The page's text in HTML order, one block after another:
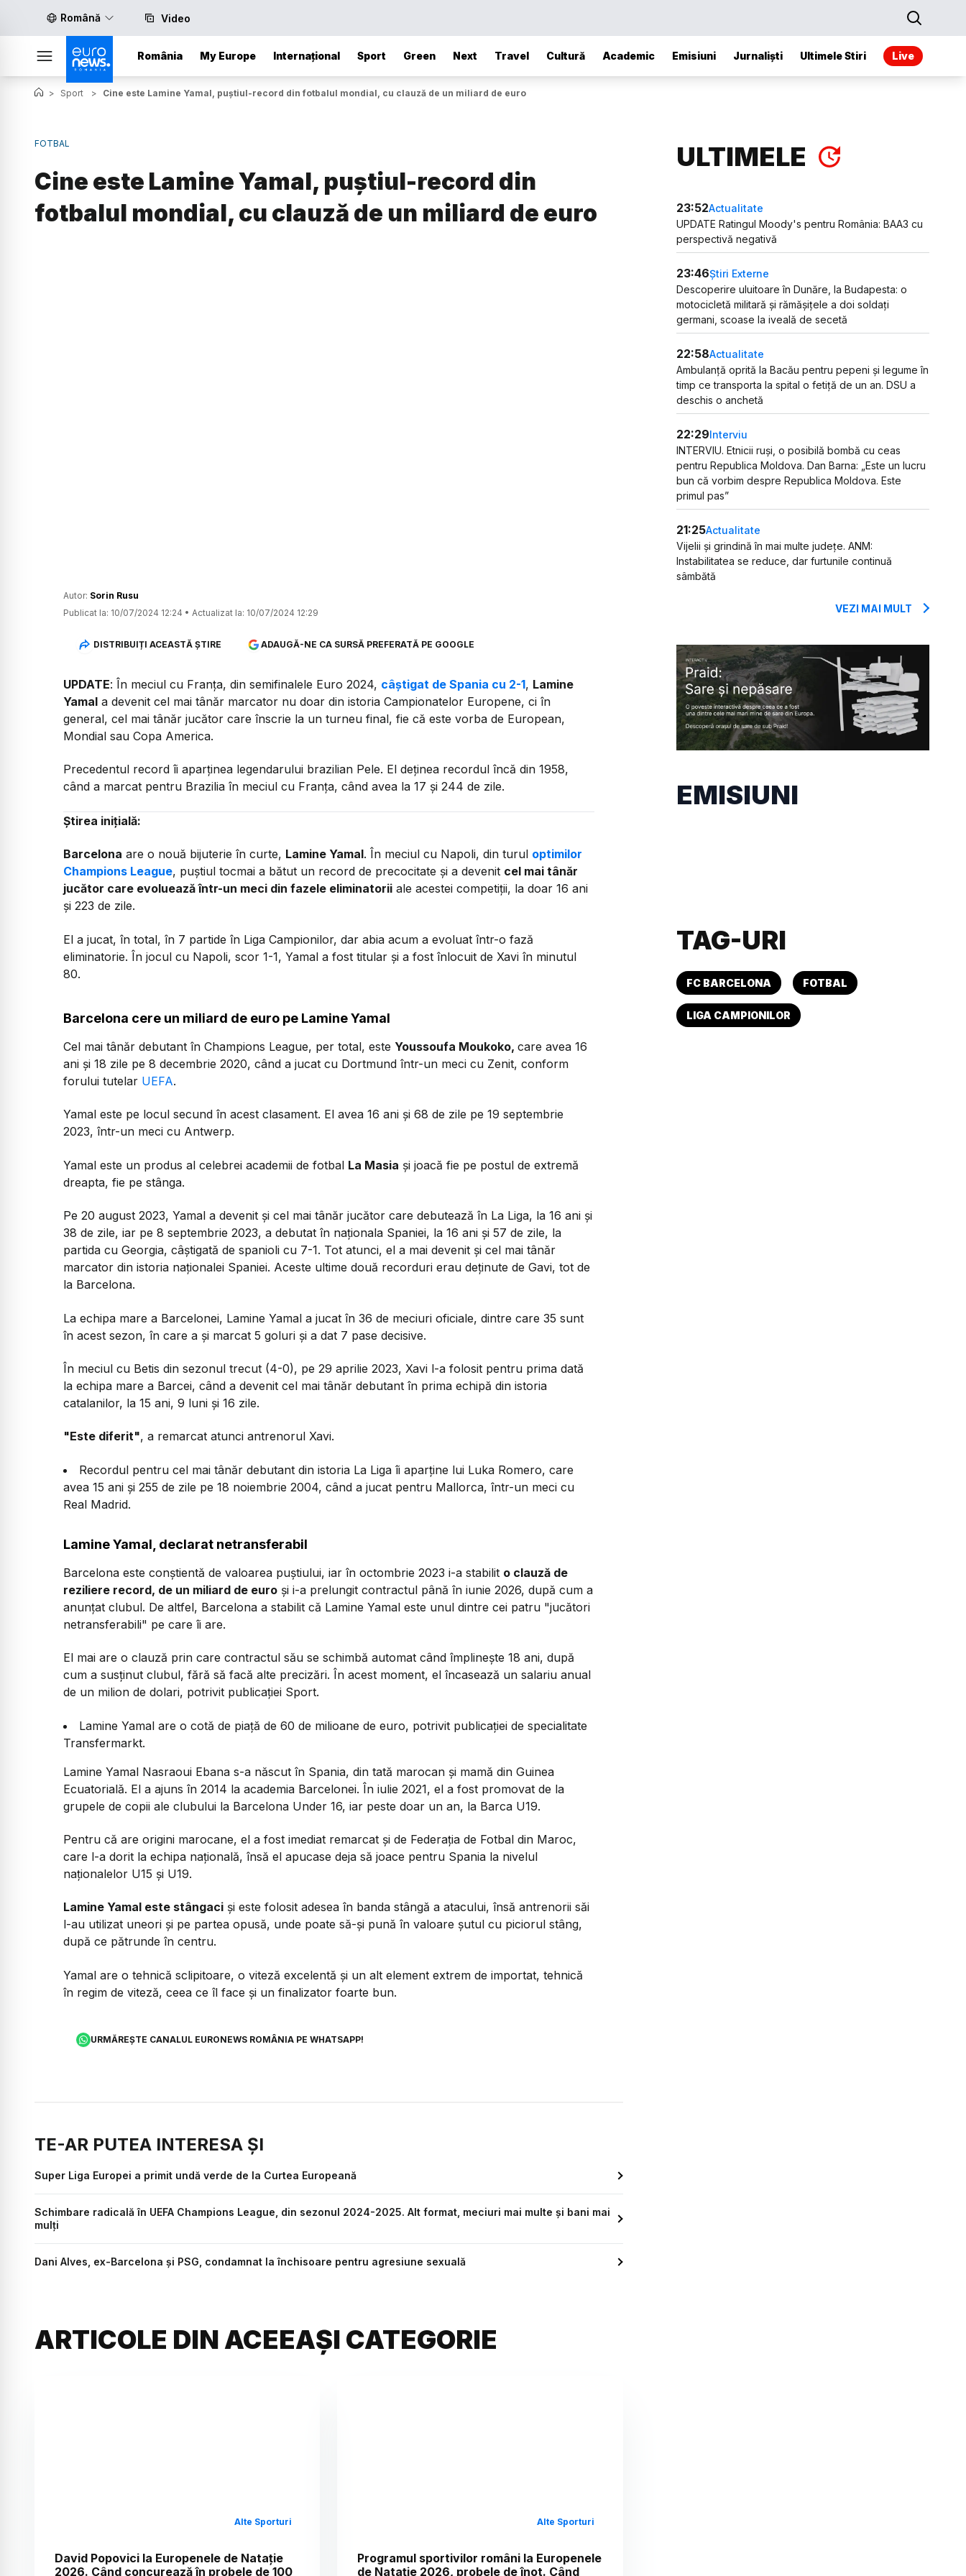
Română Video
România My Europe Internațional Sport Green Next Travel Cultură Academic Emisiuni Jurnaliști Ultimele Stiri Live
> Sport > Cine este Lamine Yamal, puștiul-record din fotbalul mondial, cu clauză de un miliard de euro
FOTBAL
Cine este Lamine Yamal, puștiul-record din
fotbalul mondial, cu clauză de un miliard de euro
Autor: Sorin Rusu
Publicat la: 10/07/2024 12:24 • Actualizat la: 10/07/2024 12:29
DISTRIBUIȚI ACEASTĂ ȘTIRE ADAUGĂ-NE CA SURSĂ PREFERATĂ PE GOOGLE
UPDATE: În meciul cu Franța, din semifinalele Euro 2024, câștigat de Spania cu 2-1, Lamine
Yamal a devenit cel mai tânăr marcator nu doar din istoria Campionatelor Europene, ci în
general, cel mai tânăr jucător care înscrie la un turneu final, fie că este vorba de European,
Mondial sau Copa America.
Precedentul record îi aparținea legendarului brazilian Pele. El deținea recordul încă din 1958,
când a marcat pentru Brazilia în meciul cu Franța, când avea la 17 și 244 de zile.
Știrea inițială:
Barcelona are o nouă bijuterie în curte, Lamine Yamal. În meciul cu Napoli, din turul optimilor
Champions League, puștiul tocmai a bătut un record de precocitate și a devenit cel mai tânăr
jucător care evoluează într-un meci din fazele eliminatorii ale acestei competiții, la doar 16 ani
și 223 de zile.
El a jucat, în total, în 7 partide în Liga Campionilor, dar abia acum a evoluat într-o fază
eliminatorie. În jocul cu Napoli, scor 1-1, Yamal a fost titular și a fost înlocuit de Xavi în minutul
80.
Barcelona cere un miliard de euro pe Lamine Yamal
Cel mai tânăr debutant în Champions League, per total, este Youssoufa Moukoko, care avea 16
ani și 18 zile pe 8 decembrie 2020, când a jucat cu Dortmund într-un meci cu Zenit, conform
forului tutelar UEFA.
Yamal este pe locul secund în acest clasament. El avea 16 ani și 68 de zile pe 19 septembrie
2023, într-un meci cu Antwerp.
Yamal este un produs al celebrei academii de fotbal La Masia și joacă fie pe postul de extremă
dreapta, fie pe stânga.
Pe 20 august 2023, Yamal a devenit și cel mai tânăr jucător care debutează în La Liga, la 16 ani și
38 de zile, iar pe 8 septembrie 2023, a debutat în naționala Spaniei, la 16 ani și 57 de zile, la
partida cu Georgia, câștigată de spanioli cu 7-1. Tot atunci, el a mai devenit și cel mai tânăr
marcator din istoria naționalei Spaniei. Aceste ultime două recorduri erau deținute de Gavi, tot de
la Barcelona.
La echipa mare a Barcelonei, Lamine Yamal a jucat în 36 de meciuri oficiale, dintre care 35 sunt
în acest sezon, în care a și marcat 5 goluri și a dat 7 pase decisive.
În meciul cu Betis din sezonul trecut (4-0), pe 29 aprilie 2023, Xavi l-a folosit pentru prima dată
la echipa mare a Barcei, când a devenit cel mai tânăr debutant în prima echipă din istoria
catalanilor, la 15 ani, 9 luni și 16 zile.
"Este diferit", a remarcat atunci antrenorul Xavi.
Recordul pentru cel mai tânăr debutant din istoria La Liga îi aparține lui Luka Romero, care
avea 15 ani și 255 de zile pe 18 noiembrie 2004, când a jucat pentru Mallorca, într-un meci cu
Real Madrid.
Lamine Yamal, declarat netransferabil
Barcelona este conștientă de valoarea puștiului, iar în octombrie 2023 i-a stabilit o clauză de
reziliere record, de un miliard de euro și i-a prelungit contractul până în iunie 2026, după cum a
anunțat clubul. De altfel, Barcelona a stabilit că Lamine Yamal este unul dintre cei patru "jucători
netransferabili" pe care îi are.
El mai are o clauză prin care contractul său se schimbă automat când împlinește 18 ani, după
cum a susținut clubul, fără să facă alte precizări. În acest moment, el încasează un salariu anual
de un milion de dolari, potrivit publicației Sport.
Lamine Yamal are o cotă de piață de 60 de milioane de euro, potrivit publicației de specialitate
Transfermarkt.
Lamine Yamal Nasraoui Ebana s-a născut în Spania, din tată marocan și mamă din Guinea
Ecuatorială. El a ajuns în 2014 la academia Barcelonei. În iulie 2021, el a fost promovat de la
grupele de copii ale clubului la Barcelona Under 16, iar peste doar un an, la Barca U19.
Pentru că are origini marocane, el a fost imediat remarcat și de Federația de Fotbal din Maroc,
care l-a dorit la echipa națională, însă el apucase deja să joace pentru Spania la nivelul
naționalelor U15 și U19.
Lamine Yamal este stângaci și este folosit adesea în banda stângă a atacului, însă antrenorii săi
l-au utilizat uneori și pe partea opusă, unde poate să-și pună în valoare șutul cu piciorul stâng,
după ce pătrunde în centru.
Yamal are o tehnică sclipitoare, o viteză excelentă și un alt element extrem de importat, tehnică
în regim de viteză, ceea ce îl face și un finalizator foarte bun.
URMĂREȘTE CANALUL EURONEWS ROMÂNIA PE WHATSAPP!
TE-AR PUTEA INTERESA ȘI
Super Liga Europei a primit undă verde de la Curtea Europeană
Schimbare radicală în UEFA Champions League, din sezonul 2024-2025. Alt format, meciuri mai multe și bani mai
mulți
Dani Alves, ex-Barcelona și PSG, condamnat la închisoare pentru agresiune sexuală
ARTICOLE DIN ACEEAȘI CATEGORIE
Alte Sporturi
David Popovici la Europenele de Natație
2026. Când concurează în probele de 100
Alte Sporturi
Programul sportivilor români la Europenele
de Natație 2026, probele de înot. Când
ULTIMELE
23:52Actualitate
UPDATE Ratingul Moody's pentru România: BAA3 cu
perspectivă negativă
23:46Știri Externe
Descoperire uluitoare în Dunăre, la Budapesta: o
motocicletă militară și rămășițele a doi soldați
germani, scoase la iveală de secetă
22:58Actualitate
Ambulanță oprită la Bacău pentru pepeni și legume în
timp ce transporta la spital o fetiță de un an. DSU a
deschis o anchetă
22:29Interviu
INTERVIU. Etnicii ruși, o posibilă bombă cu ceas
pentru Republica Moldova. Dan Barna: „Este un lucru
bun că vorbim despre Republica Moldova. Este
primul pas”
21:25Actualitate
Vijelii și grindină în mai multe județe. ANM:
Instabilitatea se reduce, dar furtunile continuă
sâmbătă
VEZI MAI MULT
EMISIUNI
TAG-URI
FC BARCELONA FOTBAL
LIGA CAMPIONILOR